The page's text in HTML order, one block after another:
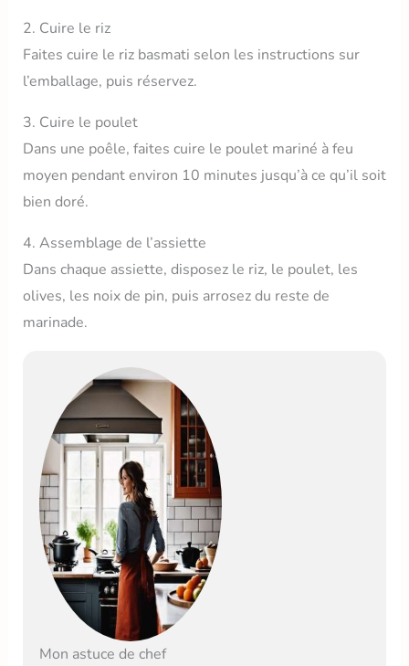
2. Cuire le riz
Faites cuire le riz basmati selon les instructions sur
l’emballage, puis réservez.
3. Cuire le poulet
Dans une poêle, faites cuire le poulet mariné à feu
moyen pendant environ 10 minutes jusqu’à ce qu’il soit
bien doré.
4. Assemblage de l’assiette
Dans chaque assiette, disposez le riz, le poulet, les
olives, les noix de pin, puis arrosez du reste de
marinade.
Mon astuce de chef